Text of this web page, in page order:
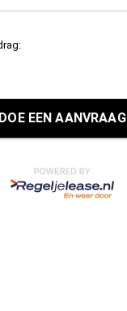
DOE EEN AANVRAAG